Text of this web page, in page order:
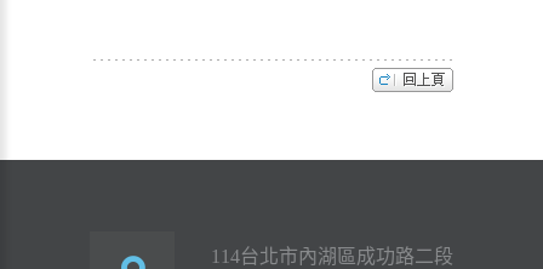
114台北市內湖區成功路二段